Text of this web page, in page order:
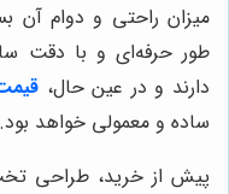
میزان راحتی و دوام
طور حرفه‌ای و با دقت
دارند و در عین حال،
ساده و معمولی خواهد بود.
پیش از خرید، طراحی